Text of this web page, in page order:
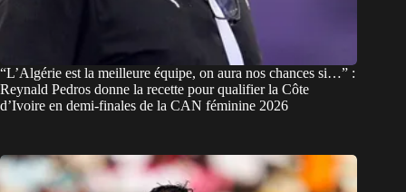
“L’Algérie est la meilleure équipe, on aura nos chances si…” :
Reynald Pedros donne la recette pour qualifier la Côte
d’Ivoire en demi-finales de la CAN féminine 2026